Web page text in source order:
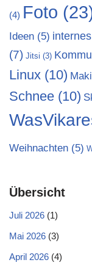
(4) Foto
Ideen (5) internes
(7) Jitsi (3)
Linux (10)
Schnee (10)
Weihnachten (5)
Übersicht
Juli 2026 (1)
Mai 2026 (3)
April 2026 (4)